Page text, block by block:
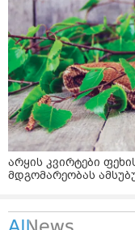
არყის კვირტები
მდგომარეობას